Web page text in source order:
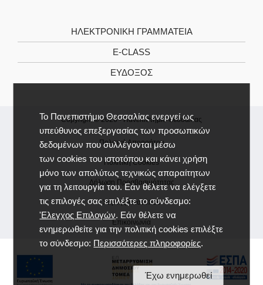
Το Πανεπιστήμιο Θεσσαλίας ενεργεί ως
υπεύθυνος επεξεργασίας των προσωπικών
δεδομένων που συλλέγονται μέσω
των cookies του ιστοτόπου και κάνει χρήση
μόνο των απολύτως τεχνικώς απαραίτητων
για τη λειτουργία του. Εάν θέλετε να ελέγξετε
τις επιλογές σας επιλέξτε το σύνδεσμο:
'Ελεγχος Επιλογών. Εάν θέλετε να
ενημερωθείτε για την πολιτική cookies επιλέξτε
το σύνδεσμο: Περισσότερες πληροφορίες.
Έχω ενημερωθεί
ΗΛΕΚΤΡΟΝΙΚΉ ΓΡΑΜΜΑΤΕΊΑ
E-CLASS
ΕΎΔΟΞΟΣ
Copyright © 2026 -Πανεπιστήμιο Θεσσαλίας
Πολιτική Απορρήτου
Πολιτική Cookies
Δήλωση Προσβασιμότητας
Χάρτης Ιστοτόπου
Επικοινωνία